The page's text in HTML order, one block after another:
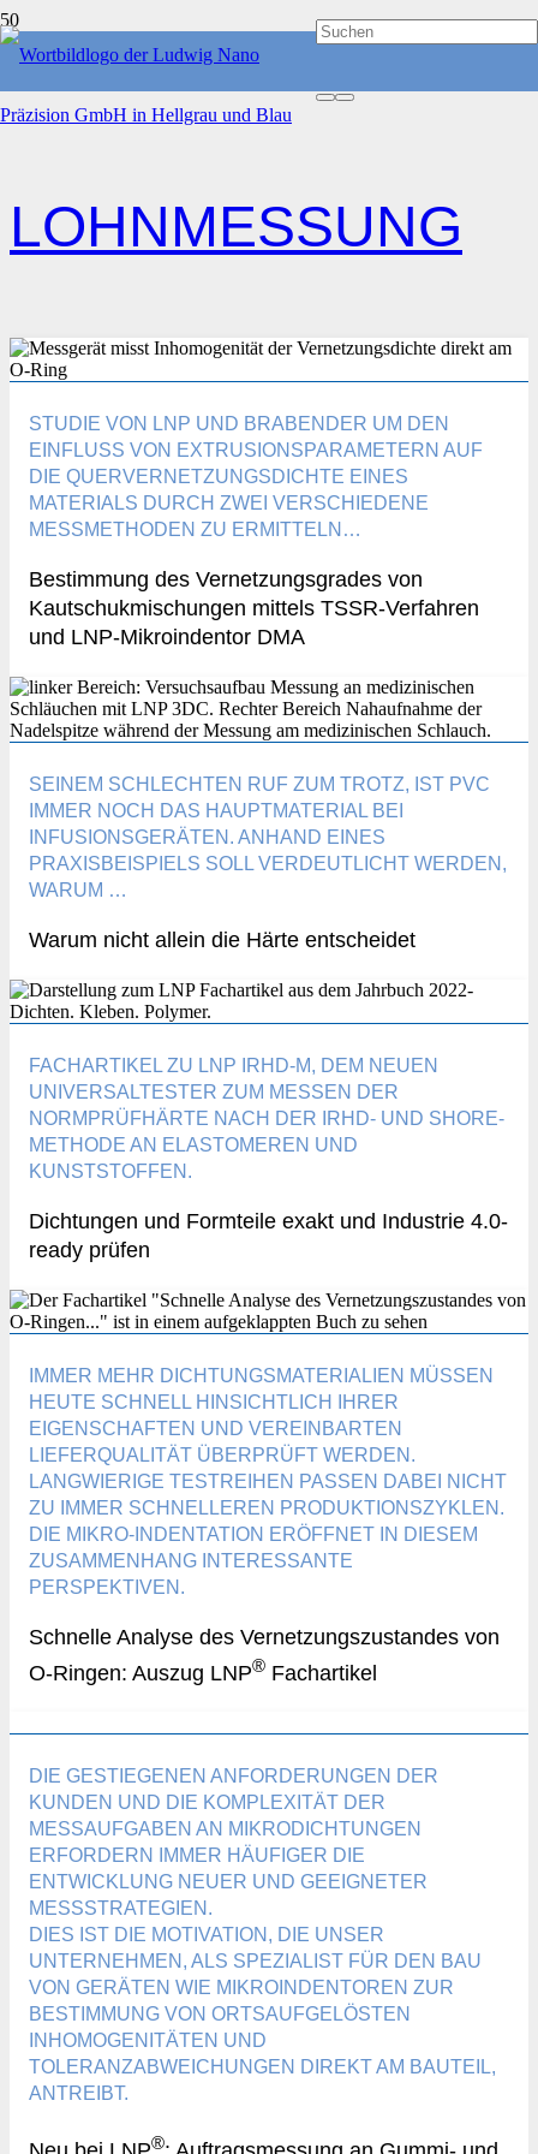
START
LOHNMESSUNG
STUDIE VON LNP UND BRABENDER UM DEN
EINFLUSS VON EXTRUSIONSPARAMETERN AUF
DIE QUERVERNETZUNGSDICHTE EINES
MATERIALS DURCH ZWEI VERSCHIEDENE
MESSMETHODEN ZU ERMITTELN…
Bestimmung des Vernetzungsgrades von
Kautschukmischungen mittels TSSR-Verfahren
und LNP-Mikroindentor DMA
SEINEM SCHLECHTEN RUF ZUM TROTZ, IST PVC
IMMER NOCH DAS HAUPTMATERIAL BEI
INFUSIONSGERÄTEN. ANHAND EINES
PRAXISBEISPIELS SOLL VERDEUTLICHT WERDEN,
WARUM …
Warum nicht allein die Härte entscheidet
FACHARTIKEL ZU LNP IRHD-M, DEM NEUEN
UNIVERSALTESTER ZUM MESSEN DER
NORMPRÜFHÄRTE NACH DER IRHD- UND SHORE-
METHODE AN ELASTOMEREN UND
KUNSTSTOFFEN.
Dichtungen und Formteile exakt und Industrie 4.0-
ready prüfen
IMMER MEHR DICHTUNGSMATERIALIEN MÜSSEN
HEUTE SCHNELL HINSICHTLICH IHRER
EIGENSCHAFTEN UND VEREINBARTEN
LIEFERQUALITÄT ÜBERPRÜFT WERDEN.
LANGWIERIGE TESTREIHEN PASSEN DABEI NICHT
ZU IMMER SCHNELLEREN PRODUKTIONSZYKLEN.
DIE MIKRO-INDENTATION ERÖFFNET IN DIESEM
ZUSAMMENHANG INTERESSANTE
PERSPEKTIVEN.
Schnelle Analyse des Vernetzungszustandes von
O-Ringen: Auszug LNP® Fachartikel
DIE GESTIEGENEN ANFORDERUNGEN DER
KUNDEN UND DIE KOMPLEXITÄT DER
MESSAUFGABEN AN MIKRODICHTUNGEN
ERFORDERN IMMER HÄUFIGER DIE
ENTWICKLUNG NEUER UND GEEIGNETER
MESSSTRATEGIEN.
DIES IST DIE MOTIVATION, DIE UNSER
UNTERNEHMEN, ALS SPEZIALIST FÜR DEN BAU
VON GERÄTEN WIE MIKROINDENTOREN ZUR
BESTIMMUNG VON ORTSAUFGELÖSTEN
INHOMOGENITÄTEN UND
TOLERANZABWEICHUNGEN DIREKT AM BAUTEIL,
ANTREIBT.
®